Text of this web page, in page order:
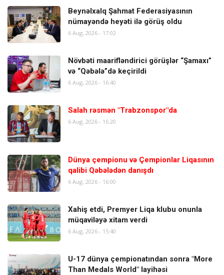
Beynəlxalq Şahmat Federasiyasının
nümayəndə heyəti ilə görüş oldu
6 Aug, 2026 - 17:02
Növbəti maarifləndirici görüşlər “Şamaxı”
və “Qəbələ”də keçirildi
6 Aug, 2026 - 16:40
Salah rəsmən "Trabzonspor"da
6 Aug, 2026 - 16:20
Dünya çempionu və Çempionlar Liqasının
qalibi Qəbələdən danışdı
6 Aug, 2026 - 16:00
Xahiş etdi, Premyer Liqa klubu onunla
müqaviləyə xitam verdi
6 Aug, 2026 - 15:40
U-17 dünya çempionatından sonra "More
Than Medals World" layihəsi